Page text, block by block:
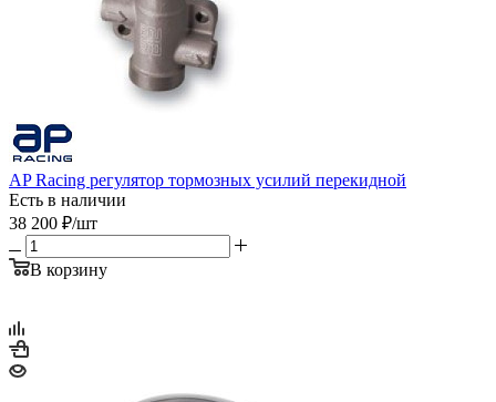
AP Racing регулятор тормозных усилий перекидной
Есть в наличии
38 200 ₽/шт
В корзину